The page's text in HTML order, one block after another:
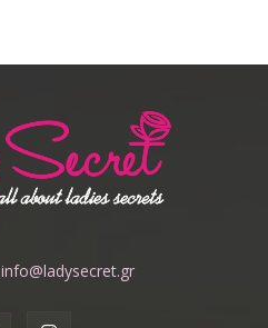
info@ladysecret.gr